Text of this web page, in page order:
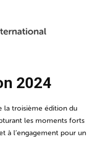
2024
la troisième édition du
les moments forts
à l’engagement pour un